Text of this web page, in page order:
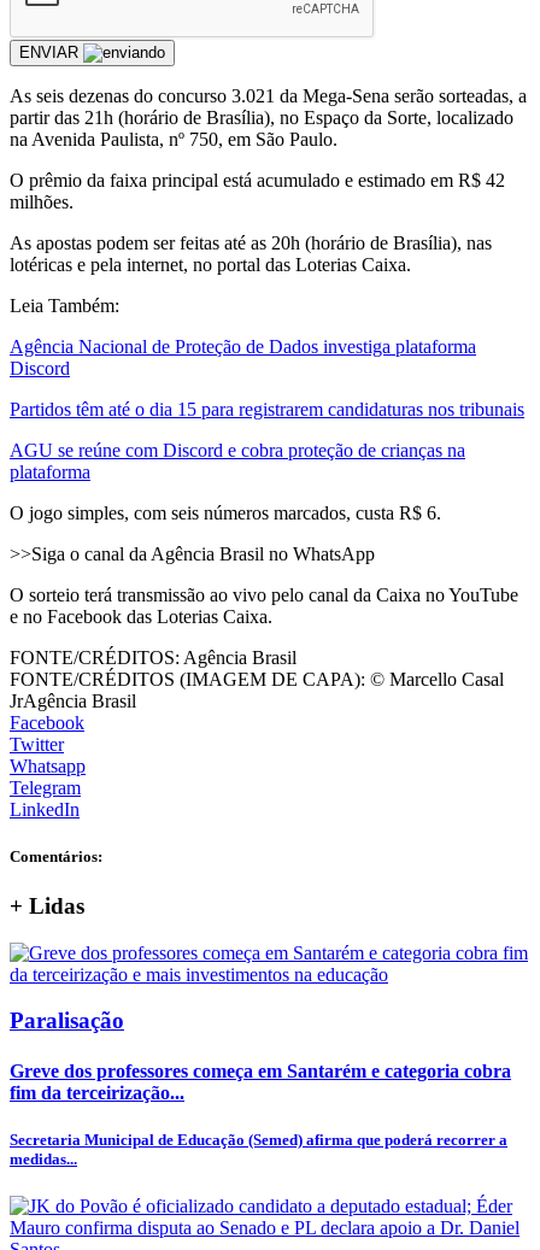
ENVIAR
As seis dezenas do concurso 3.021 da Mega-Sena serão sorteadas, a
partir das 21h (horário de Brasília), no Espaço da Sorte, localizado
na Avenida Paulista, nº 750, em São Paulo.
O prêmio da faixa principal está acumulado e estimado em R$ 42
milhões.
As apostas podem ser feitas até as 20h (horário de Brasília), nas
lotéricas e pela internet, no portal das Loterias Caixa.
Leia Também:
Agência Nacional de Proteção de Dados investiga plataforma
Discord
Partidos têm até o dia 15 para registrarem candidaturas nos tribunais
AGU se reúne com Discord e cobra proteção de crianças na
plataforma
O jogo simples, com seis números marcados, custa R$ 6.
>>Siga o canal da Agência Brasil no WhatsApp
O sorteio terá transmissão ao vivo pelo canal da Caixa no YouTube
e no Facebook das Loterias Caixa.
FONTE/CRÉDITOS: Agência Brasil
FONTE/CRÉDITOS (IMAGEM DE CAPA): © Marcello Casal
JrAgência Brasil
Facebook
Twitter
Whatsapp
Telegram
LinkedIn
Comentários:
+ Lidas
Paralisação
Greve dos professores começa em Santarém e categoria cobra
fim da terceirização...
Secretaria Municipal de Educação (Semed) afirma que poderá recorrer a
medidas...